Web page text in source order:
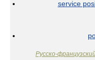
service
Русско-